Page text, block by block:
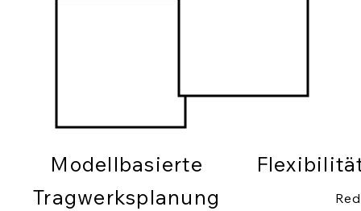
Modellbasierte
Tragwerksplanung